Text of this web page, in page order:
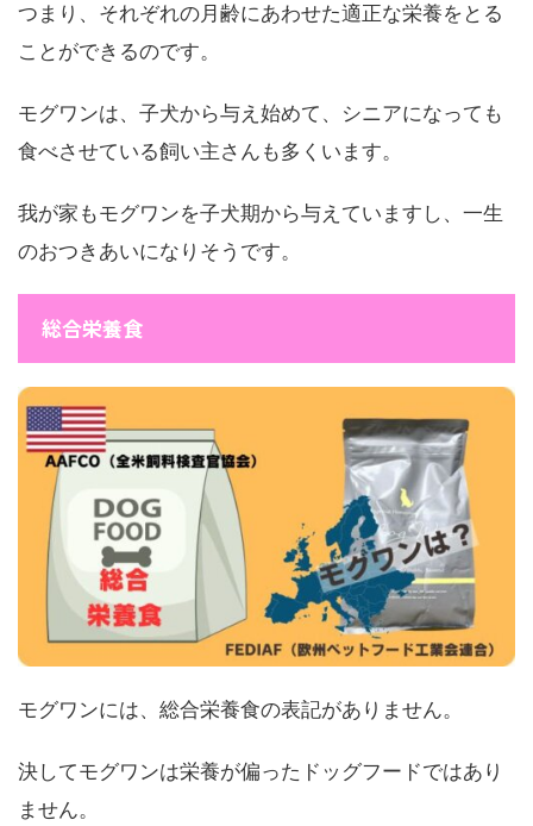
つまり、それぞれの月齢にあわせた適正な栄養をとる
ことができるのです。
モグワンは、子犬から与え始めて、シニアになっても
食べさせている飼い主さんも多くいます。
我が家もモグワンを子犬期から与えていますし、一生
のおつきあいになりそうです。
総合栄養食
モグワンには、総合栄養食の表記がありません。
決してモグワンは栄養が偏ったドッグフードではあり
ません。